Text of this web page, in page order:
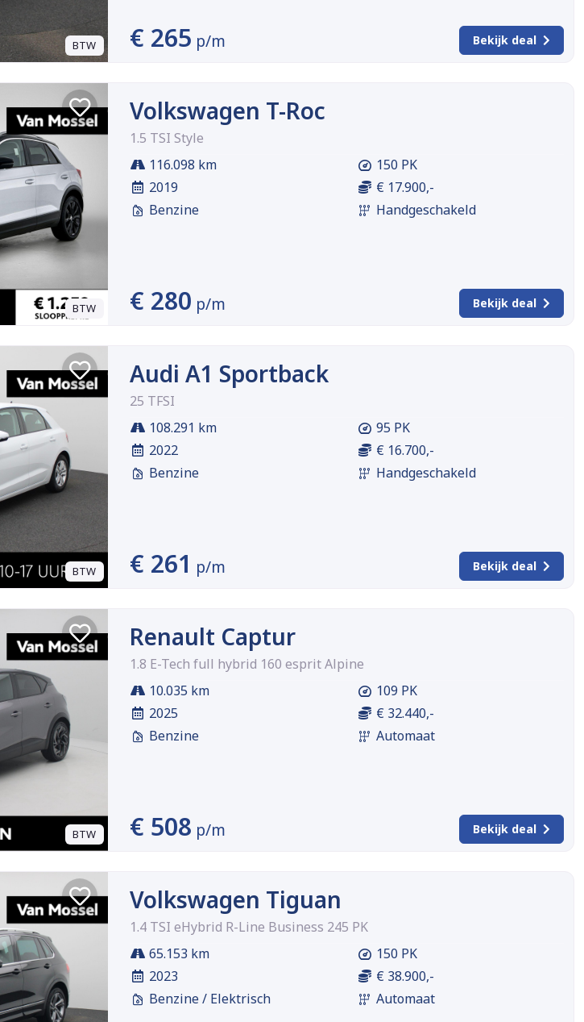
BTW € 265 p/m Bekijk deal
BTW
Volkswagen T-Roc
1.5 TSI Style
116.098 km
2019
Benzine
150 PK
€ 17.900,-
Handgeschakeld
€ 280 p/m Bekijk deal
BTW
Audi A1 Sportback
25 TFSI
108.291 km
2022
Benzine
95 PK
€ 16.700,-
Handgeschakeld
€ 261 p/m Bekijk deal
BTW
Renault Captur
1.8 E-Tech full hybrid 160 esprit Alpine
10.035 km
2025
Benzine
109 PK
€ 32.440,-
Automaat
€ 508 p/m Bekijk deal
Volkswagen Tiguan
1.4 TSI eHybrid R-Line Business 245 PK
65.153 km
2023
Benzine / Elektrisch
150 PK
€ 38.900,-
Automaat